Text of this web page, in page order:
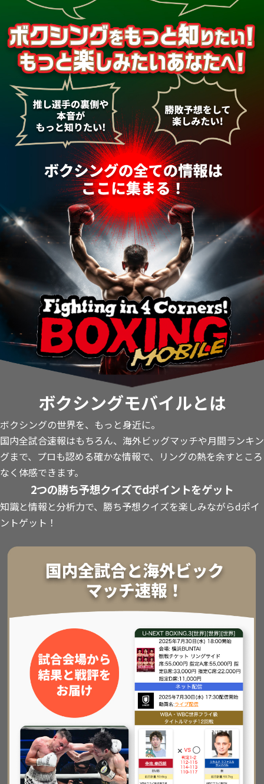
ボクシングモバイルとは
ボクシングの世界を、もっと身近に。
国内全試合速報はもちろん、海外ビッグマッチや月間ランキン
グまで、プロも認める確かな情報で、リングの熱を余すところ
なく体感できます。
2つの勝ち予想クイズでdポイントをゲット
知識と情報と分析力で、勝ち予想クイズを楽しみながらdポイ
ントゲット！